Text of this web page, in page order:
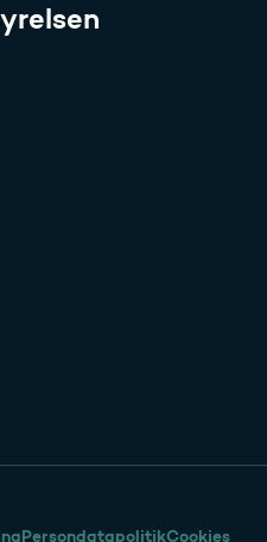
PersondatapolitikCookies